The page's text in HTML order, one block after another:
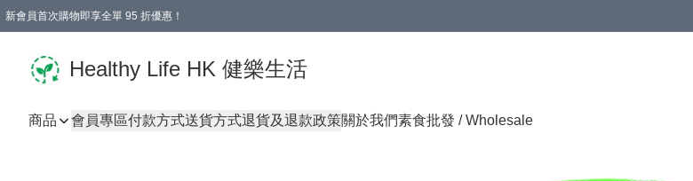
新會員首次購物即享全單 95 折優惠！
Healthy Life HK 健樂生活
商品 會員專區付款方式送貨方式退貨及退款政策關於我們素食批發 / Wholesale